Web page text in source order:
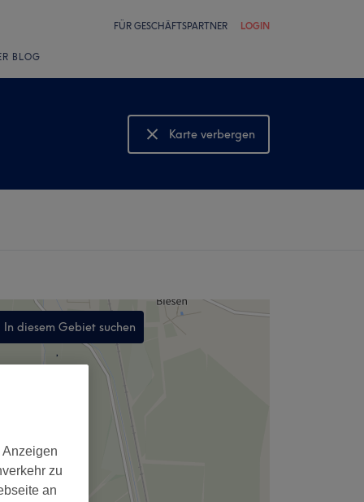
FÜR GESCHÄFTSPARTNER LOGIN
BLOG
Karte verbergen
Karte anzeigen
In diesem Gebiet suchen
,
zu
an